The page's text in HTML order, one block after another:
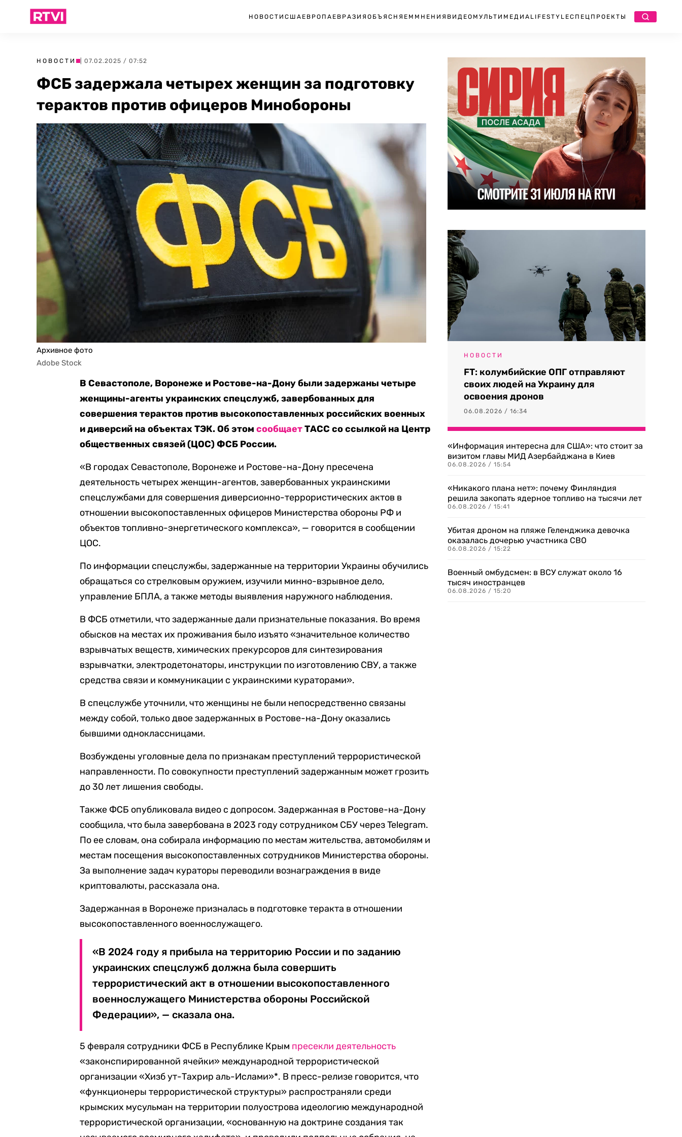
НОВОСТИ США ЕВРОПА ЕВРАЗИЯ ОБЪЯСНЯЕМ МНЕНИЯ ВИДЕО МУЛЬТИМЕДИА LIFESTYLEСПЕЦПРОЕКТЫ
НОВОСТИ | 07.02.2025 / 07:52
ФСБ задержала четырех женщин за подготовку
терактов против офицеров Минобороны
Архивное фото
Adobe Stock
В Севастополе, Воронеже и Ростове-на-Дону были задержаны четыре
женщины-агенты украинских спецслужб, завербованных для
совершения терактов против высокопоставленных российских военных
и диверсий на объектах ТЭК. Об этомсообщаетТАСС со ссылкой на Центр
общественных связей (ЦОС) ФСБ России.
«В городах Севастополе, Воронеже и Ростове-на-Дону пресечена
деятельность четырех женщин-агентов, завербованных украинскими
спецслужбами для совершения диверсионно-террористических актов в
отношении высокопоставленных офицеров Министерства обороны РФ и
объектов топливно-энергетического комплекса», — говорится в сообщении
ЦОС.
По информации спецслужбы, задержанные на территории Украины обучились
обращаться со стрелковым оружием, изучили минно-взрывное дело,
управление БПЛА, а также методы выявления наружного наблюдения.
В ФСБ отметили, что задержанные дали признательные показания. Во время
обысков на местах их проживания было изъято «значительное количество
взрывчатых веществ, химических прекурсоров для синтезирования
взрывчатки, электродетонаторы, инструкции по изготовлению СВУ, а также
средства связи и коммуникации с украинскими кураторами».
В спецслужбе уточнили, что женщины не были непосредственно связаны
между собой, только двое задержанных в Ростове-на-Дону оказались
бывшими одноклассницами.
Возбуждены уголовные дела по признакам преступлений террористической
направленности. По совокупности преступлений задержанным может грозить
до 30 лет лишения свободы.
Также ФСБ опубликовала видео с допросом. Задержанная в Ростове-на-Дону
сообщила, что была завербована в 2023 году сотрудником СБУ через Telegram.
По ее словам, она собирала информацию по местам жительства, автомобилям и
местам посещения высокопоставленных сотрудников Министерства обороны.
За выполнение задач кураторы переводили вознаграждения в виде
криптовалюты, рассказала она.
Задержанная в Воронеже призналась в подготовке теракта в отношении
высокопоставленного военнослужащего.
«В 2024 году я прибыла на территорию России и по заданию
украинских спецслужб должна была совершить
террористический акт в отношении высокопоставленного
военнослужащего Министерства обороны Российской
Федерации», — сказала она.
5 февраля сотрудники ФСБ в Республике Крым пресекли деятельность
«законспирированной ячейки» международной террористической
организации «Хизб ут-Тахрир аль-Ислами»*. В пресс-релизе говорится, что
«функционеры террористической структуры» распространяли среди
крымских мусульман на территории полуострова идеологию международной
террористической организации, «основанную на доктрине создания так
НОВОСТИ
FT: колумбийские ОПГ отправляют
своих людей на Украину для
освоения дронов
06.08.2026 / 16:34
«Информация интересна для США»: что стоит за
визитом главы МИД Азербайджана в Киев
06.08.2026 / 15:54
«Никакого плана нет»: почему Финляндия
решила закопать ядерное топливо на тысячи лет
06.08.2026 / 15:41
Убитая дроном на пляже Геленджика девочка
оказалась дочерью участника СВО
06.08.2026 / 15:22
Военный омбудсмен: в ВСУ служат около 16
тысяч иностранцев
06.08.2026 / 15:20